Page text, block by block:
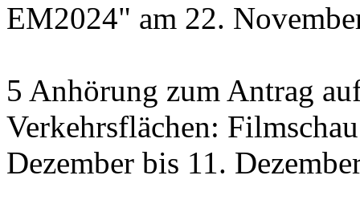
EM2024" am 22.
5 Anhörung zum Antrag
Verkehrsflächen:
Dezember bis 11.